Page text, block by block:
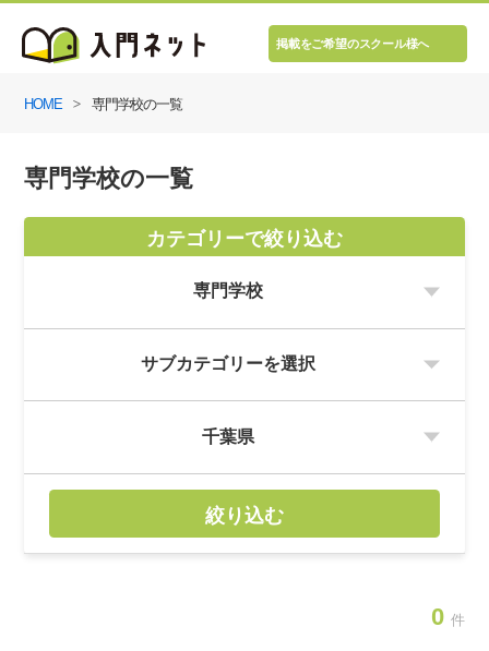
掲載をご希望のスクール様へ
HOME 専門学校の一覧
専門学校の一覧
カテゴリーで絞り込む
絞り込む
0 件